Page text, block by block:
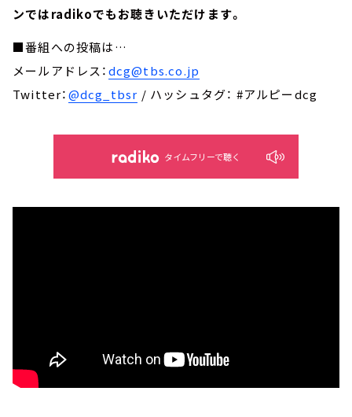
ンではradikoでもお聴きいただけます。
■番組への投稿は…
メールアドレス：dcg@tbs.co.jp
Twitter：@dcg_tbsr / ハッシュタグ： #アルピーdcg
タイムフリーで聴く